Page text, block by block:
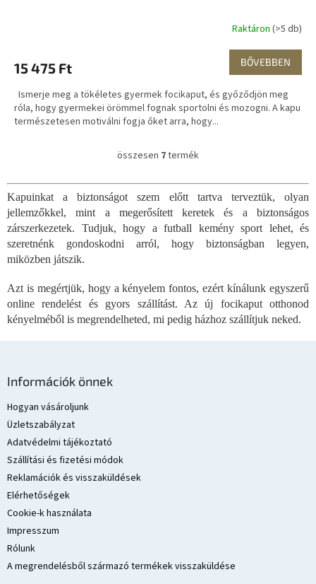
Raktáron (>5 db)
15 475 Ft BŐVEBBEN
Ismerje meg a tökéletes gyermek focikaput, és győződjön meg
róla, hogy gyermekei örömmel fognak sportolni és mozogni. A kapu
természetesen motiválni fogja őket arra, hogy...
L
s
t
a
i
í
t
á
összesen 7termék
Kapuinkat a biztonságot szem előtt tartva terveztük, olyan
jellemzőkkel, mint a megerősített keretek és a biztonságos
zárszerkezetek. Tudjuk, hogy a futball kemény sport lehet, és
szeretnénk gondoskodni arról, hogy biztonságban legyen,
miközben játszik.
Azt is megértjük, hogy a kényelem fontos, ezért kínálunk egyszerű
online rendelést és gyors szállítást. Az új focikaput otthonod
kényelméből is megrendelheted, mi pedig házhoz szállítjuk neked.
Információk önnek
Hogyan vásároljunk
Üzletszabályzat
Adatvédelmi tájékoztató
Szállítási és fizetési módok
Reklamációk és visszaküldések
Elérhetőségek
Cookie-k használata
Impresszum
Rólunk
A megrendelésből származó termékek visszaküldése